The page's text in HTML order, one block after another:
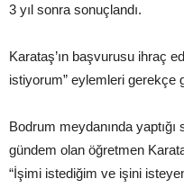
3 yıl sonra sonuçlandı.
Karataş’ın başvurusu ihraç
istiyorum” eylemleri gerekçe
Bodrum meydanında yaptığı
gündem olan öğretmen
“İşimi istediğim ve işini